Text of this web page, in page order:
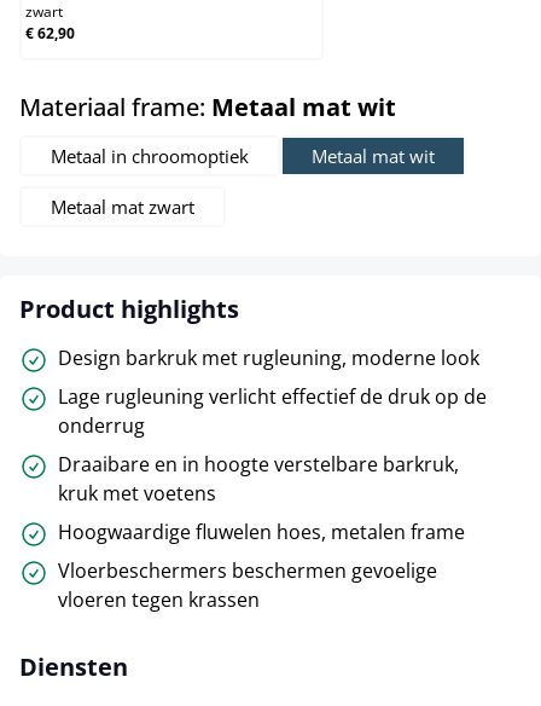
zwart
€ 62,90
Materiaal frame: Metaal mat wit
Metaal in chroomoptiek Metaal mat wit
Metaal mat zwart
Product highlights
Design barkruk met rugleuning, moderne look
Lage rugleuning verlicht effectief de druk op de
onderrug
Draaibare en in hoogte verstelbare barkruk,
kruk met voetens
Hoogwaardige fluwelen hoes, metalen frame
Vloerbeschermers beschermen gevoelige
vloeren tegen krassen
Diensten